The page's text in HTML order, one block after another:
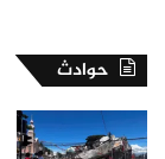
حوادث